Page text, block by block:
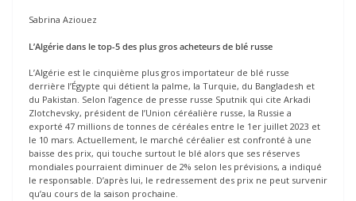
Sabrina Aziouez
L’Algérie dans le top-5 des plus gros acheteurs de blé russe
L’Algérie est le cinquième plus gros importateur de blé russe
derrière l’Égypte qui détient la palme, la Turquie, du Bangladesh et
du Pakistan. Selon l’agence de presse russe Sputnik qui cite Arkadi
Zlotchevsky, président de l’Union céréalière russe, la Russie a
exporté 47 millions de tonnes de céréales entre le 1er juillet 2023 et
le 10 mars. Actuellement, le marché céréalier est confronté à une
baisse des prix, qui touche surtout le blé alors que ses réserves
mondiales pourraient diminuer de 2% selon les prévisions, a indiqué
le responsable. D’après lui, le redressement des prix ne peut survenir
qu’au cours de la saison prochaine.